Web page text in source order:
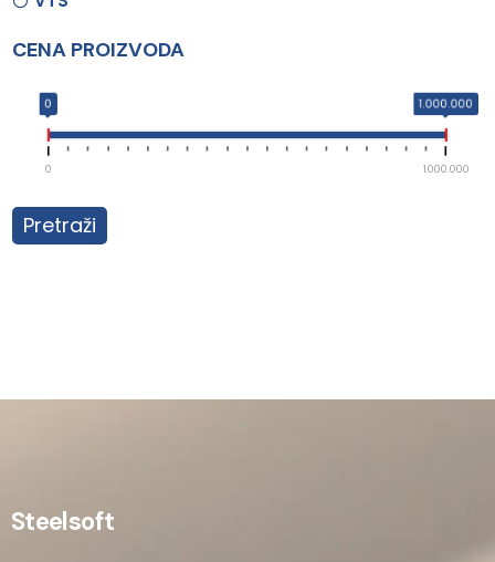
CENA PROIZVODA
0 1.000.000
0 1.000.000
Pretraži
Steelsoft